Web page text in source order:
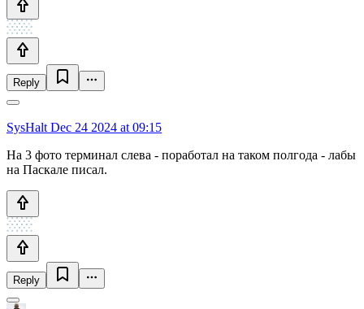
Reply
SysHalt Dec 24 2024 at 09:15
На 3 фото терминал слева - поработал на таком полгода - лабы
на Паскале писал.
Reply